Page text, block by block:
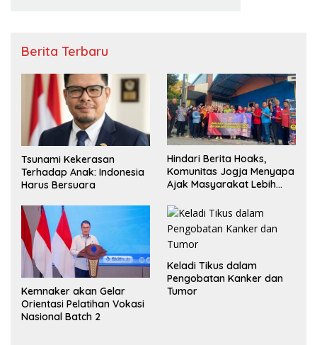
Berita Terbaru
Tsunami Kekerasan
Terhadap Anak: Indonesia
Harus Bersuara
Hindari Berita Hoaks,
Komunitas Jogja Menyapa
Ajak Masyarakat Lebih
Kemnaker akan Gelar
Orientasi Pelatihan Vokasi
Nasional Batch 2
Keladi Tikus dalam
Pengobatan Kanker dan
Tumor